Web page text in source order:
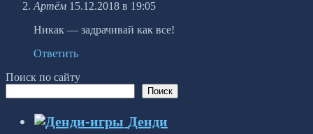
Артём 15.12.2018 в 19:05
Никак — задрачивай как все!
Ответить
Поиск по сайту
Поиск
Денди